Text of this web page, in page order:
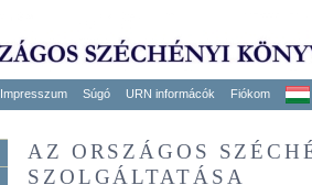
Impresszum Súgó URN informácók Fiókom
AZ ORSZÁGOS
SZOLGÁLTATÁSA